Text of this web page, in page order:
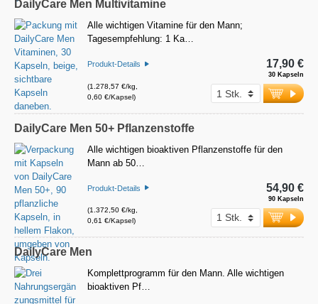
DailyCare Men Multivitamine
Alle wichtigen Vitamine für den Mann;
Tagesempfehlung: 1 Ka…
Produkt-Details
(1.278,57 €/kg,
0,60 €/Kapsel)
30 Kapseln
17,90 €
DailyCare Men 50+ Pflanzenstoffe
Alle wichtigen bioaktiven Pflanzenstoffe für den
Mann ab 50…
Produkt-Details
(1.372,50 €/kg,
0,61 €/Kapsel)
90 Kapseln
54,90 €
DailyCare Men
Komplettprogramm für den Mann. Alle wichtigen
bioaktiven Pf…